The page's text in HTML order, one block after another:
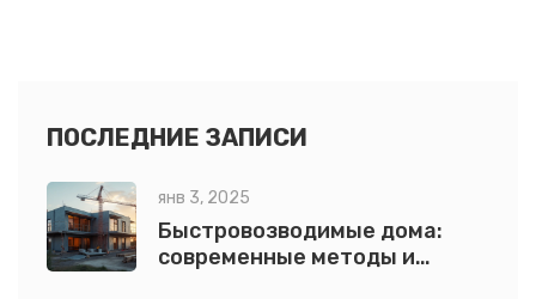
установки столбов с учётом всех важных факторов.
ПОСЛЕДНИЕ ЗАПИСИ
янв 3, 2025
Быстровозводимые дома:
современные методы и